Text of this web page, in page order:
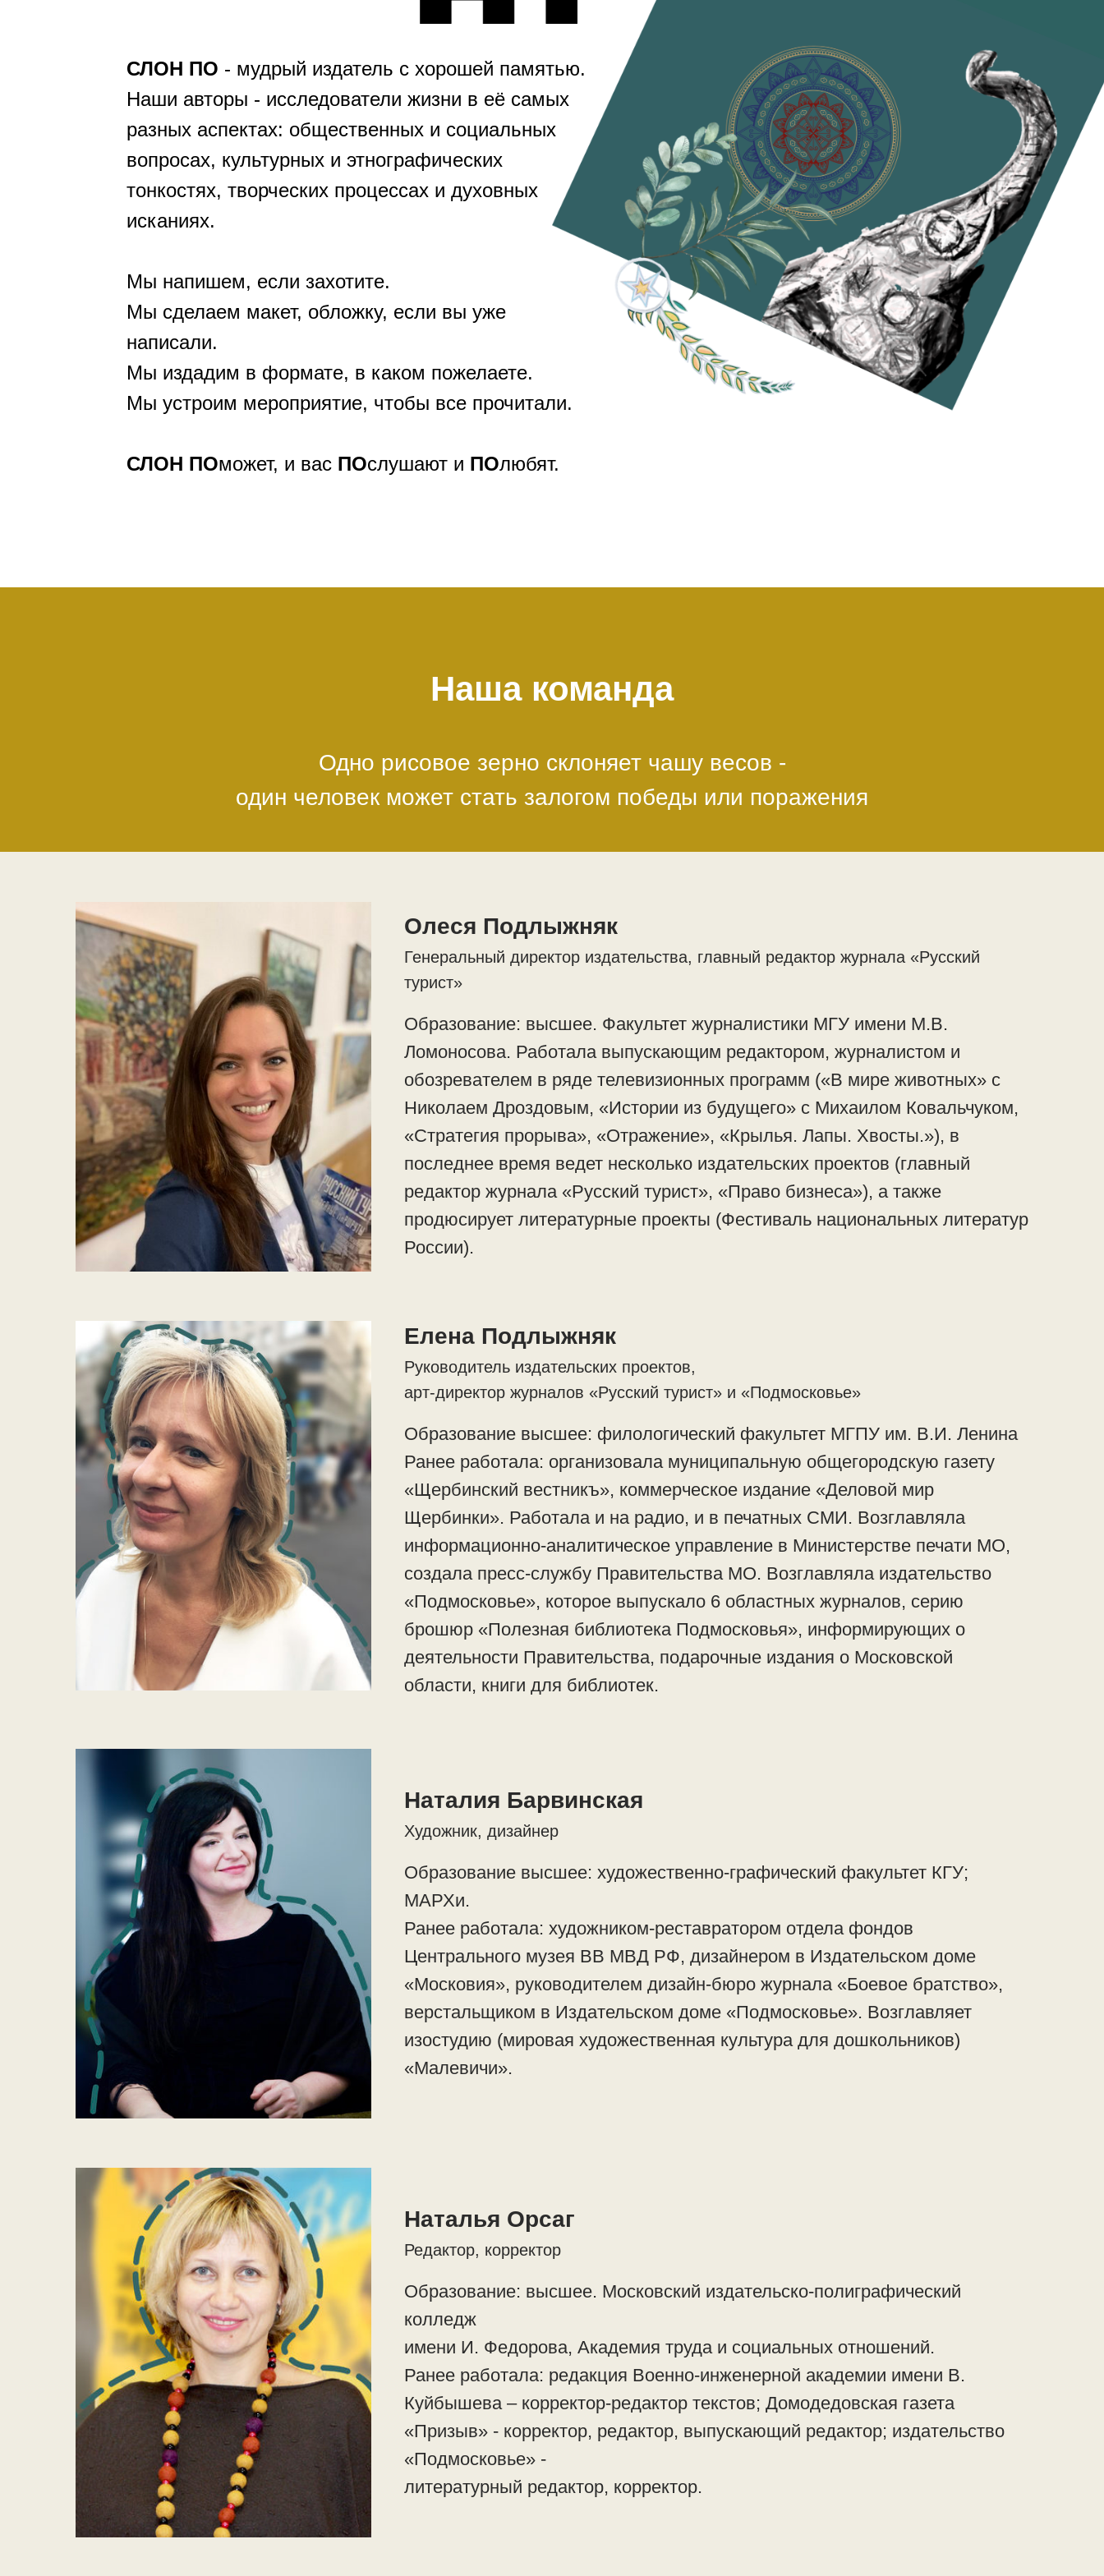
СЛОН ПО - мудрый издатель с хорошей памятью.
Наши авторы - исследователи жизни в её самых
разных аспектах: общественных и социальных
вопросах, культурных и этнографических
тонкостях, творческих процессах и духовных
исканиях.
Мы напишем, если захотите.
Мы сделаем макет, обложку, если вы уже
написали.
Мы издадим в формате, в каком пожелаете.
Мы устроим мероприятие, чтобы все прочитали.
СЛОН ПОможет, и вас ПОслушают и ПОлюбят.
Наша команда
Одно рисовое зерно склоняет чашу весов -
один человек может стать залогом победы или поражения
Олеся Подлыжняк
Генеральный директор издательства, главный редактор журнала «Русский
турист»
Образование: высшее. Факультет журналистики МГУ имени М.В.
Ломоносова. Работала выпускающим редактором, журналистом и
обозревателем в ряде телевизионных программ («В мире животных» с
Николаем Дроздовым, «Истории из будущего» с Михаилом Ковальчуком,
«Стратегия прорыва», «Отражение», «Крылья. Лапы. Хвосты.»), в
последнее время ведет несколько издательских проектов (главный
редактор журнала «Русский турист», «Право бизнеса»), а также
продюсирует литературные проекты (Фестиваль национальных литератур
России).
Елена Подлыжняк
Руководитель издательских проектов,
арт-директор журналов «Русский турист» и «Подмосковье»
Образование высшее: филологический факультет МГПУ им. В.И. Ленина
Ранее работала: организовала муниципальную общегородскую газету
«Щербинский вестникъ», коммерческое издание «Деловой мир
Щербинки». Работала и на радио, и в печатных СМИ. Возглавляла
информационно-аналитическое управление в Министерстве печати МО,
создала пресс-службу Правительства МО. Возглавляла издательство
«Подмосковье», которое выпускало 6 областных журналов, серию
брошюр «Полезная библиотека Подмосковья», информирующих о
деятельности Правительства, подарочные издания о Московской
области, книги для библиотек.
Наталия Барвинская
Художник, дизайнер
Образование высшее: художественно-графический факультет КГУ;
МАРХи.
Ранее работала: художником-реставратором отдела фондов
Центрального музея ВВ МВД РФ, дизайнером в Издательском доме
«Московия», руководителем дизайн-бюро журнала «Боевое братство»,
верстальщиком в Издательском доме «Подмосковье». Возглавляет
изостудию (мировая художественная культура для дошкольников)
«Малевичи».
Наталья Орсаг
Редактор, корректор
Образование: высшее. Московский издательско-полиграфический
колледж
имени И. Федорова, Академия труда и социальных отношений.
Ранее работала: редакция Военно-инженерной академии имени В.
Куйбышева – корректор-редактор текстов; Домодедовская газета
«Призыв» - корректор, редактор, выпускающий редактор; издательство
«Подмосковье» -
литературный редактор, корректор.